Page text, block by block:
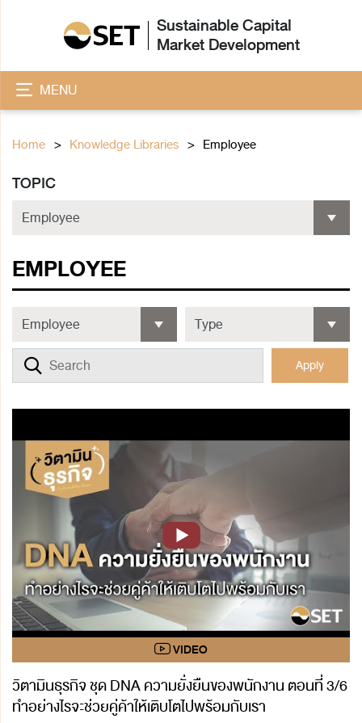
Sustainable Capital
Market Development
MENU
Home Knowledge Libraries Employee
TOPIC
EMPLOYEE
Apply
วิตามินธุรกิจ ชุด DNA ความยั่งยืนของพนักงาน ตอนที่ 3/6
ทำอย่างไรจะช่วยคู่ค้าให้เติบโตไปพร้อมกับเรา